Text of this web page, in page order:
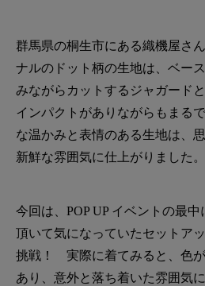
群馬県の桐生市にある織機屋さ
ナルのドット柄の生地は、ベー
みながらカットするジャガード
インパクトがありながらもまる
な温かみと表情のある生地は、
新鮮な雰囲気に仕上がりました。
今回は、POP UP イベントの最
頂いて気になっていたセットア
挑戦！ 実際に着てみると、色
あり、意外と落ち着いた雰囲気に